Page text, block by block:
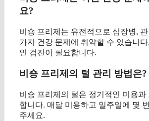
요?
비숑 프리제는 유전적으로 심장병,
가지 건강 문제에 취약할 수 있습니
인 검진이 필요합니다.
비숑 프리제의 털 관리 방법은?
비숑 프리제의 털은 정기적인 미용과
합니다. 매달 미용하고 일주일에 몇
주세요.